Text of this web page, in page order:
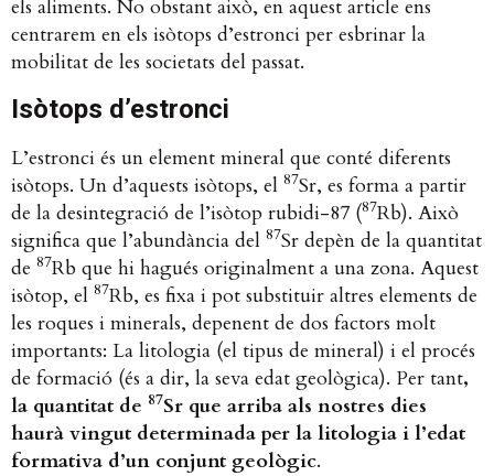
els aliments. No obstant això, en aquest article ens
centrarem en els isòtops d’estronci per esbrinar la
mobilitat de les societats del passat.
Isòtops d’estronci
L’estronci és un element mineral que conté diferents
isòtops. Un d’aquests isòtops, el 87Sr, es forma a partir
de la desintegració de l’isòtop rubidi-87 (87Rb). Això
significa que l’abundància del 87Sr depèn de la quantitat
de 87Rb que hi hagués originalment a una zona. Aquest
isòtop, el 87Rb, es fixa i pot substituir altres elements de
les roques i minerals, depenent de dos factors molt
importants: La litologia (el tipus de mineral) i el procés
de formació (és a dir, la seva edat geològica). Per tant,
la quantitat de 87Sr que arriba als nostres dies
haurà vingut determinada per la litologia i l’edat
formativa d’un conjunt geològic.